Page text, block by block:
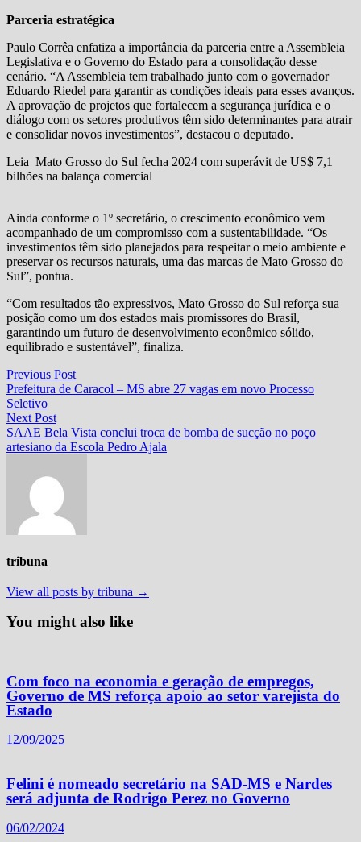
Parceria estratégica
Paulo Corrêa enfatiza a importância da parceria entre a Assembleia
Legislativa e o Governo do Estado para a consolidação desse
cenário. “A Assembleia tem trabalhado junto com o governador
Eduardo Riedel para garantir as condições ideais para esses avanços.
A aprovação de projetos que fortalecem a segurança jurídica e o
diálogo com os setores produtivos têm sido determinantes para atrair
e consolidar novos investimentos”, destacou o deputado.
Leia Mato Grosso do Sul fecha 2024 com superávit de US$ 7,1
bilhões na balança comercial
Ainda conforme o 1º secretário, o crescimento econômico vem
acompanhado de um compromisso com a sustentabilidade. “Os
investimentos têm sido planejados para respeitar o meio ambiente e
preservar os recursos naturais, uma das marcas de Mato Grosso do
Sul”, pontua.
“Com resultados tão expressivos, Mato Grosso do Sul reforça sua
posição como um dos estados mais promissores do Brasil,
garantindo um futuro de desenvolvimento econômico sólido,
equilibrado e sustentável”, finaliza.
Navegação
de
Post
Previous PostPrevious
post:
Prefeitura de Caracol – MS abre 27 vagas em novo Processo
Seletivo
Next PostNext
post:
SAAE Bela Vista conclui troca de bomba de sucção no poço
artesiano da Escola Pedro Ajala
tribuna
View all posts by tribuna →
You might also like
Com foco na economia e geração de empregos,
Governo de MS reforça apoio ao setor varejista do
Estado
12/09/2025
Felini é nomeado secretário na SAD-MS e Nardes
será adjunta de Rodrigo Perez no Governo
06/02/2024